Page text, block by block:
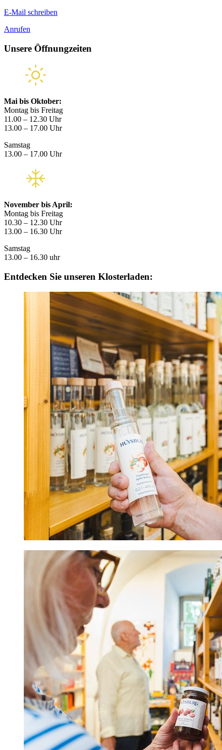
E-Mail schreiben
Anrufen
Unsere Öffnungzeiten
Mai bis Oktober:
Montag bis Freitag
11.00 – 12.30 Uhr
13.00 – 17.00 Uhr
Samstag
13.00 – 17.00 Uhr
November bis April:
Montag bis Freitag
10.30 – 12.30 Uhr
13.00 – 16.30 Uhr
Samstag
13.00 – 16.30 uhr
Entdecken Sie unseren Klosterladen: